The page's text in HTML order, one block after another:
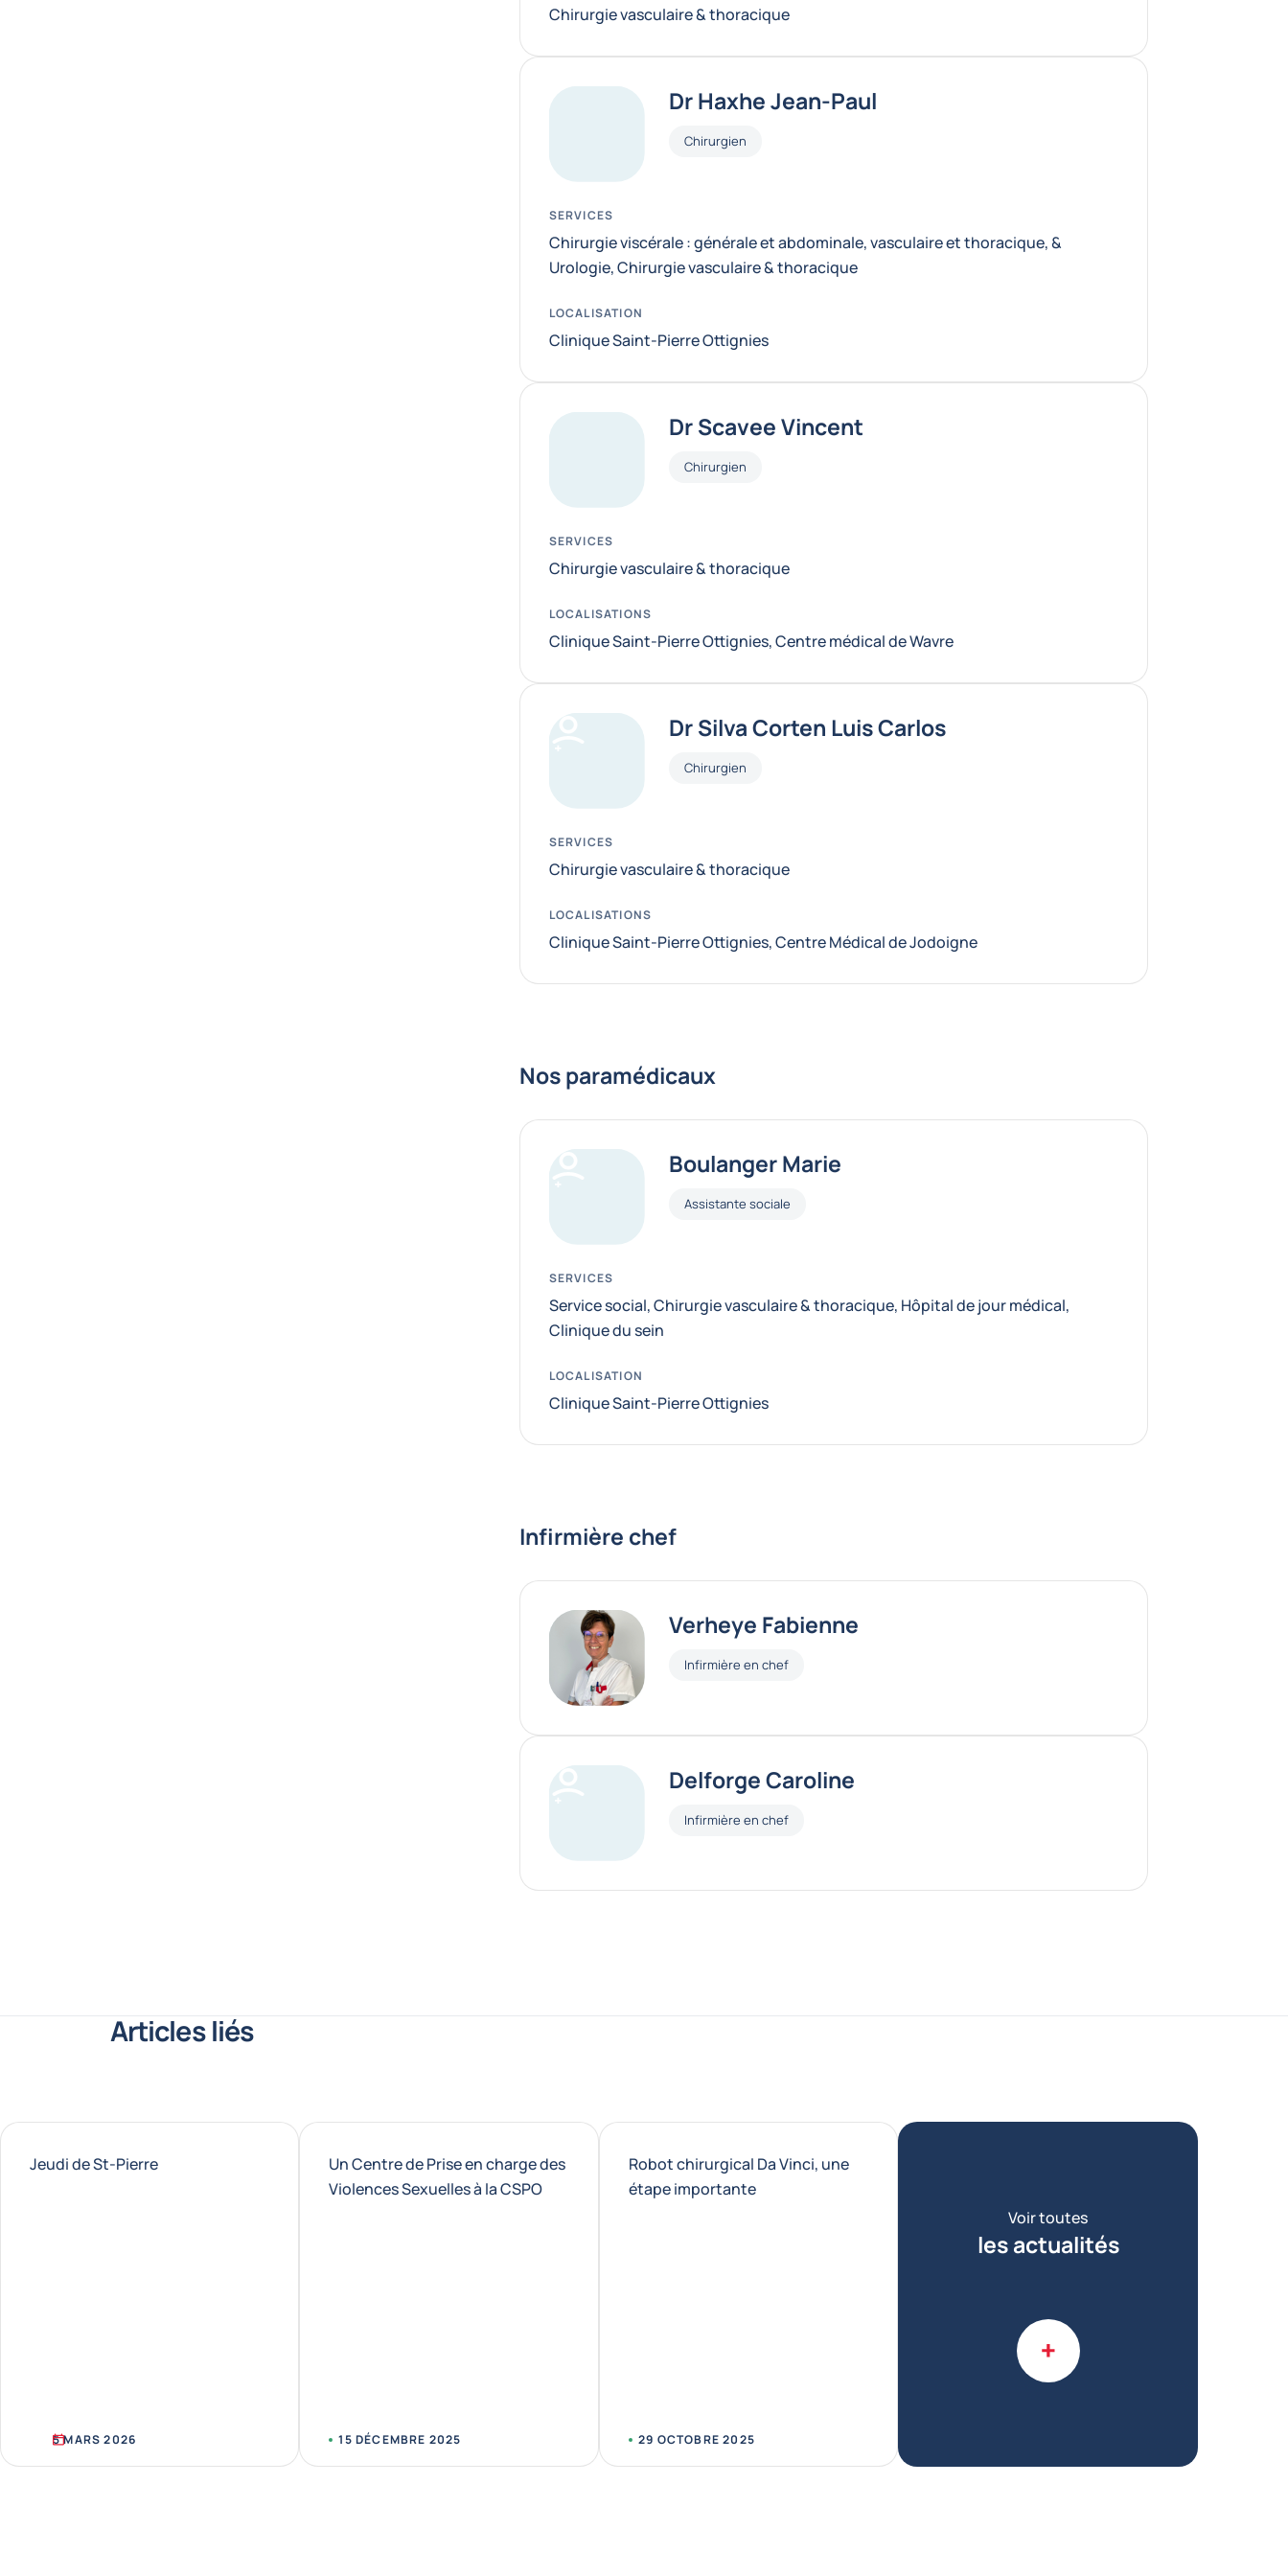
Chirurgie vasculaire & thoracique
Dr Haxhe Jean-Paul
Chirurgien
SERVICES
Chirurgie viscérale : générale et abdominale, vasculaire et thoracique, &
Urologie,Chirurgie vasculaire & thoracique
LOCALISATION
Clinique Saint-Pierre Ottignies
Dr Scavee Vincent
Chirurgien
SERVICES
Chirurgie vasculaire & thoracique
LOCALISATIONS
Clinique Saint-Pierre Ottignies, Centre médical de Wavre
Dr Silva Corten Luis Carlos
Chirurgien
SERVICES
Chirurgie vasculaire & thoracique
LOCALISATIONS
Clinique Saint-Pierre Ottignies, Centre Médical de Jodoigne
Nos paramédicaux
Boulanger Marie
Assistante sociale
SERVICES
Service social,Chirurgie vasculaire & thoracique, Hôpital de jour médical,
Clinique du sein
LOCALISATION
Clinique Saint-Pierre Ottignies
Infirmière chef
Verheye Fabienne
Infirmière en chef
Delforge Caroline
Infirmière en chef
Articles liés
Jeudi de St-Pierre
5 MARS 2026
Un Centre de Prise en charge des
Violences Sexuelles à la CSPO
15 DÉCEMBRE 2025
Robot chirurgical Da Vinci, une
étape importante
29 OCTOBRE 2025
Voir toutes
les actualités